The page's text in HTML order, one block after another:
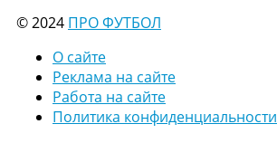
© 2024 ПРО ФУТБОЛ
О сайте
Реклама на сайте
Работа на сайте
Политика конфиденциальности